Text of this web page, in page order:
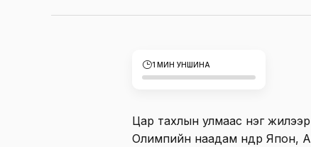
1 МИН УНШИНА
Цар тахлын улмаас нэг
Олимпийн наадам өнөөдөр